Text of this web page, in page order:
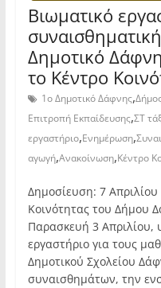
Βιωματικό
Δημοτικό
το Κέντρο
1ο Δημοτικό Δάφνης,
Επιτροπή Εκπαίδευσης,ΣΤ
εργαστήριο,Ενημέρωση,
αγωγή,Ανακοίνωση,Κέντρο
Δημοσίευση: 7
Κοινότητας του Δήμου
Παρασκευή 3 Απριλίου,
εργαστήριο για τους
Δημοτικού Σχολείου
συναισθημάτων, την